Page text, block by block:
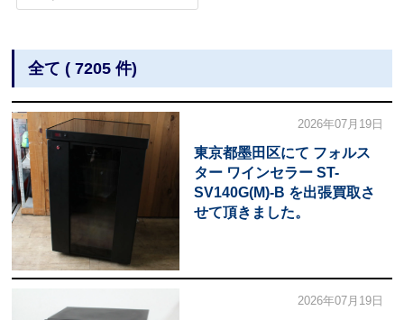
全て ( 7205 件)
2026年07月19日
東京都墨田区にて フォルス
ター ワインセラー ST-
SV140G(M)-B を出張買取さ
せて頂きました。
2026年07月19日